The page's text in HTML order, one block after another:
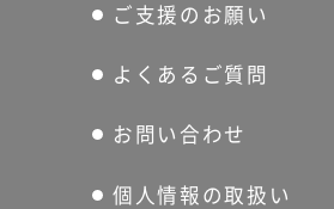
ご支援のお願い
よくあるご質問
お問い合わせ
個人情報の取扱い